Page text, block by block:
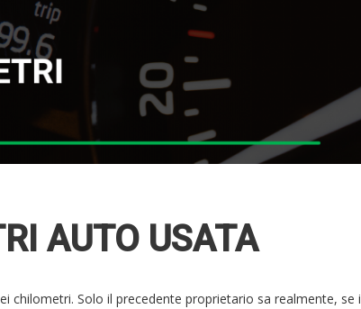
AUTO USATA
chilometri. Solo il precedente proprietario sa realmente, se i